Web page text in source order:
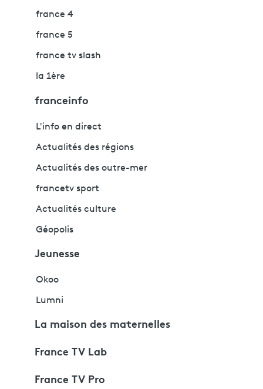
france 4
france 5
france tv slash
la 1ère
franceinfo
L'info en direct
Actualités des régions
Actualités des outre-mer
francetv sport
Actualités culture
Géopolis
Jeunesse
Okoo
Lumni
La maison des maternelles
France TV Lab
France TV Pro